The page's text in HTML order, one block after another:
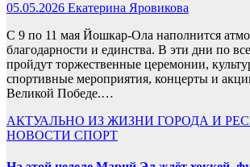
05.05.2026 Екатерина Яровикова
С 9 по 11 мая Йошкар-Ола наполнится
благодарности и единства. В эти дни по
пройдут торжественные церемонии,
спортивные мероприятия, концерты и
Великой Победе.…
АКТУАЛЬНО ИЗ ЖИЗНИ ГОРОДА И
НОВОСТИ СПОРТ